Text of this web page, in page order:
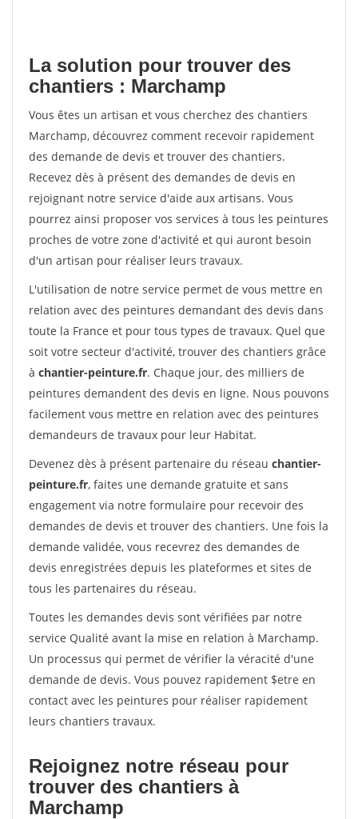
La solution pour trouver des
chantiers : Marchamp
Vous êtes un artisan et vous cherchez des chantiers
Marchamp, découvrez comment recevoir rapidement
des demande de devis et trouver des chantiers.
Recevez dès à présent des demandes de devis en
rejoignant notre service d'aide aux artisans. Vous
pourrez ainsi proposer vos services à tous les peintures
proches de votre zone d'activité et qui auront besoin
d'un artisan pour réaliser leurs travaux.
L'utilisation de notre service permet de vous mettre en
relation avec des peintures demandant des devis dans
toute la France et pour tous types de travaux. Quel que
soit votre secteur d'activité, trouver des chantiers grâce
à chantier-peinture.fr. Chaque jour, des milliers de
peintures demandent des devis en ligne. Nous pouvons
facilement vous mettre en relation avec des peintures
demandeurs de travaux pour leur Habitat.
Devenez dès à présent partenaire du réseau chantier-
peinture.fr, faites une demande gratuite et sans
engagement via notre formulaire pour recevoir des
demandes de devis et trouver des chantiers. Une fois la
demande validée, vous recevrez des demandes de
devis enregistrées depuis les plateformes et sites de
tous les partenaires du réseau.
Toutes les demandes devis sont vérifiées par notre
service Qualité avant la mise en relation à Marchamp.
Un processus qui permet de vérifier la véracité d'une
demande de devis. Vous pouvez rapidement $etre en
contact avec les peintures pour réaliser rapidement
leurs chantiers travaux.
Rejoignez notre réseau pour
trouver des chantiers à
Marchamp